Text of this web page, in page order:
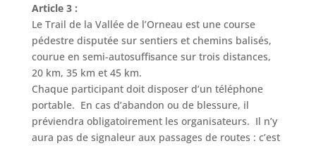
Article 3 :
Le Trail de la Vallée de l’Orneau est une course
pédestre disputée sur sentiers et chemins balisés,
courue en semi-autosuffisance sur trois distances,
20 km, 35 km et 45 km.
Chaque participant doit disposer d’un téléphone
portable. En cas d’abandon ou de blessure, il
préviendra obligatoirement les organisateurs. Il n’y
aura pas de signaleur aux passages de routes : c’est